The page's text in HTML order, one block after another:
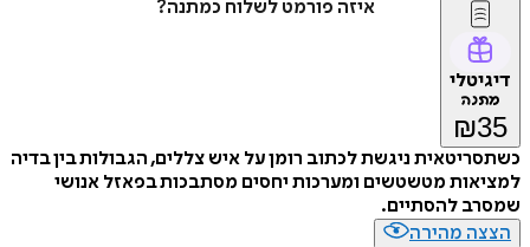
איזה פורמט לשלוח כמתנה?
דיגיטלי
מתנה
₪35
כשתסריטאית ניגשת לכתוב רומן על איש צללים, הגבולות בין בדיה
למציאות מטשטשים ומערכות יחסים מסתבכות בפאזל אנושי
שמסרב להסתיים.
הצצה מהירה